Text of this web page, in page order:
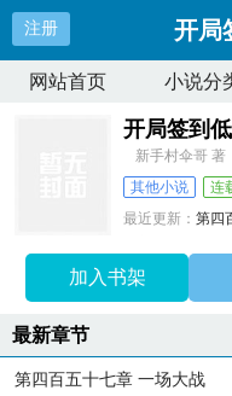
注册 开局
网站首页 小说分
开局签到
新手村伞哥 著
其他小说
连
最近更新：第四
加入书架
最新章节
第四百五十七章 一场大战